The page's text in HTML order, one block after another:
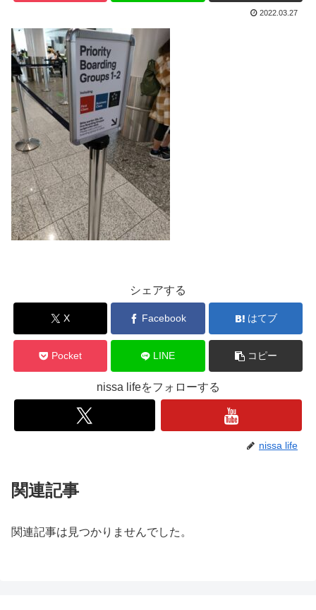
2022.03.27
シェアする
X Facebook はてブ
Pocket LINE コピー
nissa lifeをフォローする
nissa life
関連記事
関連記事は見つかりませんでした。